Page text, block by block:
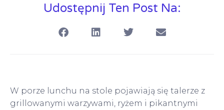
Udostępnij Ten Post Na:
W porze lunchu na stole pojawiają się talerze z
grillowanymi warzywami, ryżem i pikantnymi